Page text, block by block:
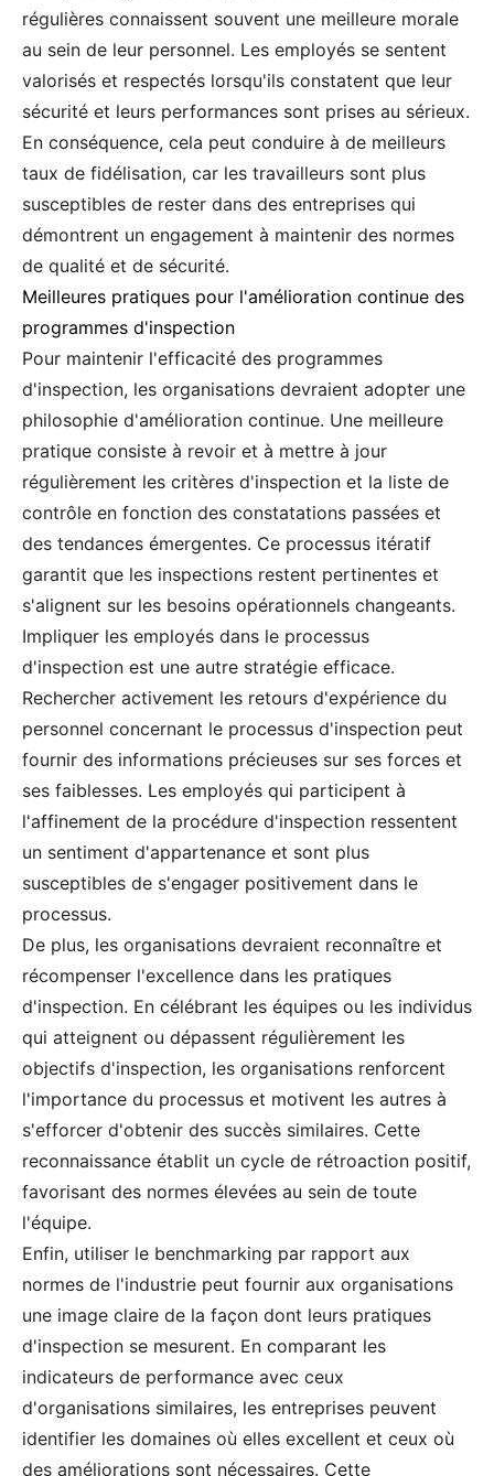
régulières connaissent souvent une meilleure morale
au sein de leur personnel. Les employés se sentent
valorisés et respectés lorsqu'ils constatent que leur
sécurité et leurs performances sont prises au sérieux.
En conséquence, cela peut conduire à de meilleurs
taux de fidélisation, car les travailleurs sont plus
susceptibles de rester dans des entreprises qui
démontrent un engagement à maintenir des normes
de qualité et de sécurité.
Meilleures pratiques pour l'amélioration continue des
programmes d'inspection
Pour maintenir l'efficacité des programmes
d'inspection, les organisations devraient adopter une
philosophie d'amélioration continue. Une meilleure
pratique consiste à revoir et à mettre à jour
régulièrement les critères d'inspection et la liste de
contrôle en fonction des constatations passées et
des tendances émergentes. Ce processus itératif
garantit que les inspections restent pertinentes et
s'alignent sur les besoins opérationnels changeants.
Impliquer les employés dans le processus
d'inspection est une autre stratégie efficace.
Rechercher activement les retours d'expérience du
personnel concernant le processus d'inspection peut
fournir des informations précieuses sur ses forces et
ses faiblesses. Les employés qui participent à
l'affinement de la procédure d'inspection ressentent
un sentiment d'appartenance et sont plus
susceptibles de s'engager positivement dans le
processus.
De plus, les organisations devraient reconnaître et
récompenser l'excellence dans les pratiques
d'inspection. En célébrant les équipes ou les individus
qui atteignent ou dépassent régulièrement les
objectifs d'inspection, les organisations renforcent
l'importance du processus et motivent les autres à
s'efforcer d'obtenir des succès similaires. Cette
reconnaissance établit un cycle de rétroaction positif,
favorisant des normes élevées au sein de toute
l'équipe.
Enfin, utiliser le benchmarking par rapport aux
normes de l'industrie peut fournir aux organisations
une image claire de la façon dont leurs pratiques
d'inspection se mesurent. En comparant les
indicateurs de performance avec ceux
d'organisations similaires, les entreprises peuvent
identifier les domaines où elles excellent et ceux où
des améliorations sont nécessaires. Cette